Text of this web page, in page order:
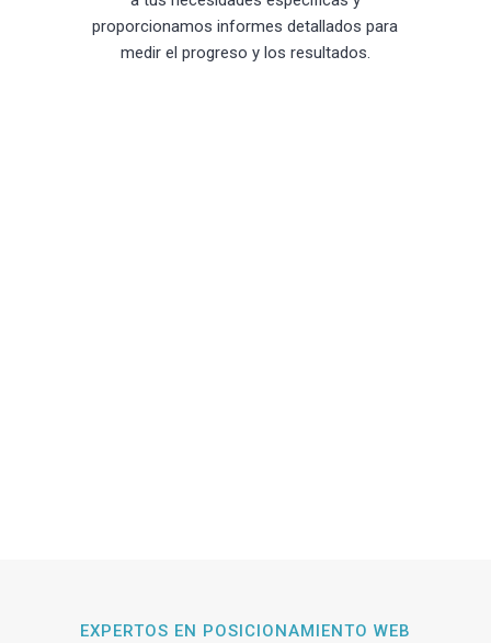
proporcionamos informes detallados para
medir el progreso y los resultados.
EXPERTOS EN POSICIONAMIENTO WEB